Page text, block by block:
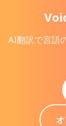
AI翻訳で言語